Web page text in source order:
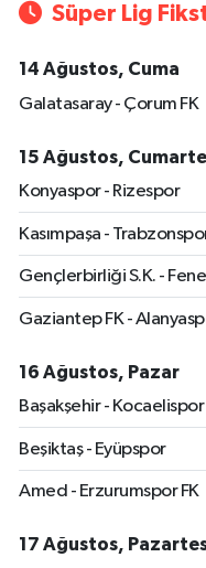
Süper Lig
14 Ağustos, Cuma
Galatasaray - Çorum FK
15 Ağustos,
Konyaspor - Rizespor
Kasımpaşa -
Gençlerbirliği S.K. -
Gaziantep FK -
16 Ağustos, Pazar
Başakşehir - Kocaelispor
Beşiktaş - Eyüpspor
Amed - Erzurumspor FK
17 Ağustos,